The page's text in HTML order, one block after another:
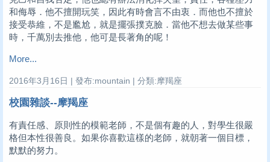
和侮辱．他不擅開玩笑，因此有時會言不由衷．而他也不擅於
接受恭維，不是尷尬，就是擺張撲克臉．當他不想去做某些事
時，千萬別去推他，他可是長著角的呢！
More...
2016年3月16日 | 發布:mountain | 分類:摩羯座
校園雜談--摩羯座
有責任感、原則性的模範老師，不是個有趣的人，對學生很嚴
格但本性很善良。如果你喜歡這樣的老師，就朝著一個目標，
默默的努力。